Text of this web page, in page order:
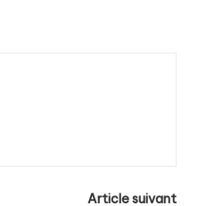
Article suivant